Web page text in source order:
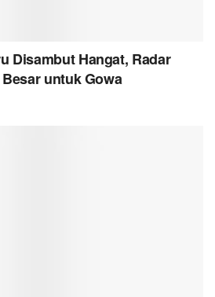
Disambut Hangat, Radar
untuk Gowa